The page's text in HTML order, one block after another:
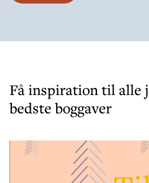
Få inspiration til alle
bedste boggaver